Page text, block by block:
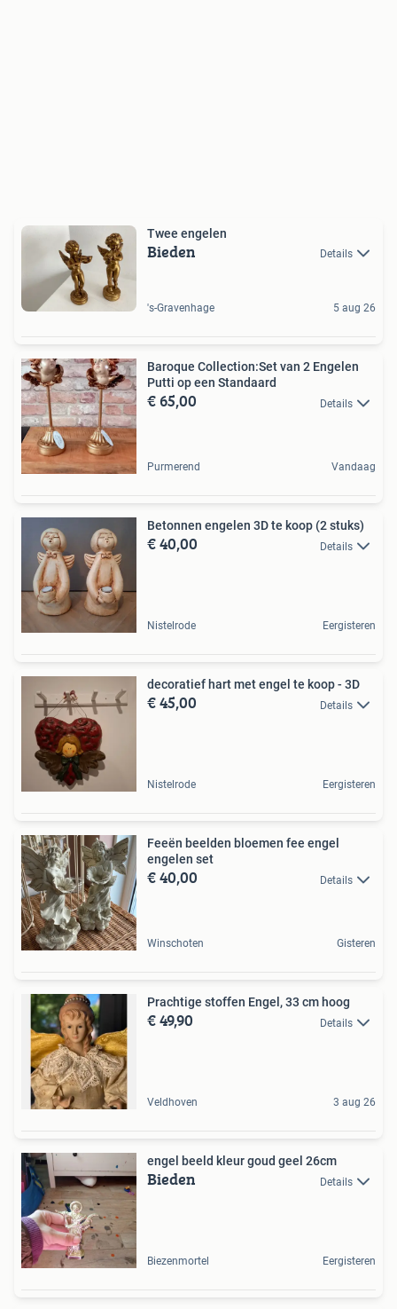
Twee engelen
Bieden Details
's-Gravenhage 5 aug 26
Baroque Collection:Set van 2 Engelen
Putti op een Standaard
€ 65,00 Details
Purmerend Vandaag
Betonnen engelen 3D te koop (2 stuks)
€ 40,00 Details
Nistelrode Eergisteren
decoratief hart met engel te koop - 3D
€ 45,00 Details
Nistelrode Eergisteren
‍️Feeën beelden bloemen fee engel
engelen set ‍️
€ 40,00 Details
Winschoten Gisteren
Prachtige stoffen Engel, 33 cm hoog
€ 49,90 Details
Veldhoven 3 aug 26
engel beeld kleur goud geel 26cm
Bieden Details
Biezenmortel Eergisteren